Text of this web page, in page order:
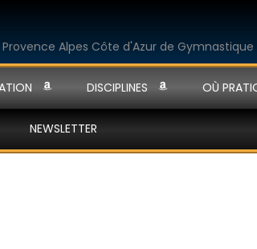
DISCIPLINES OÙ
NEWSLETTER